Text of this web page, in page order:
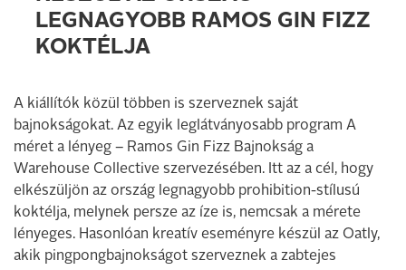
LEGNAGYOBB RAMOS GIN FIZZ
KOKTÉLJA
A kiállítók közül többen is szerveznek saját
bajnokságokat. Az egyik leglátványosabb program A
méret a lényeg – Ramos Gin Fizz Bajnokság a
Warehouse Collective szervezésében. Itt az a cél, hogy
elkészüljön az ország legnagyobb prohibition-stílusú
koktélja, melynek persze az íze is, nemcsak a mérete
lényeges. Hasonlóan kreatív eseményre készül az Oatly,
akik pingpongbajnokságot szerveznek a zabtejes